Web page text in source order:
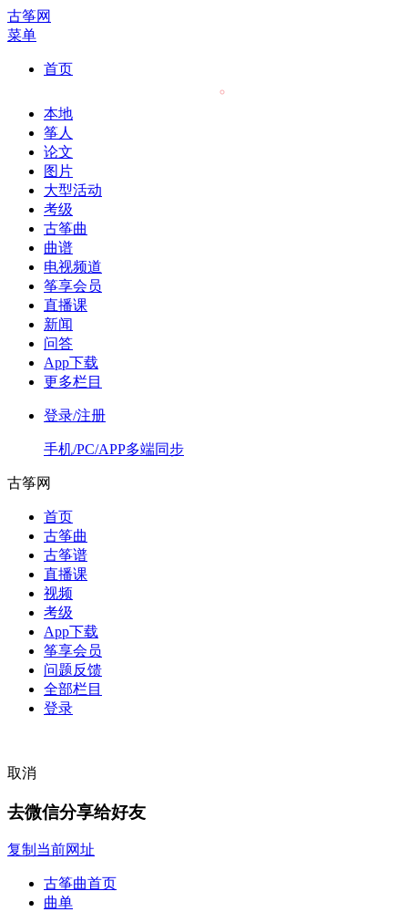
古筝网
菜单
首页
本地
筝人
论文
图片
大型活动
考级
古筝曲
曲谱
电视频道
筝享会员
直播课
新闻
问答
App下载
更多栏目
登录/注册
手机/PC/APP多端同步
古筝网
首页
古筝曲
古筝谱
直播课
视频
考级
App下载
筝享会员
问题反馈
全部栏目
登录
取消
去微信分享给好友
复制当前网址
古筝曲首页
曲单